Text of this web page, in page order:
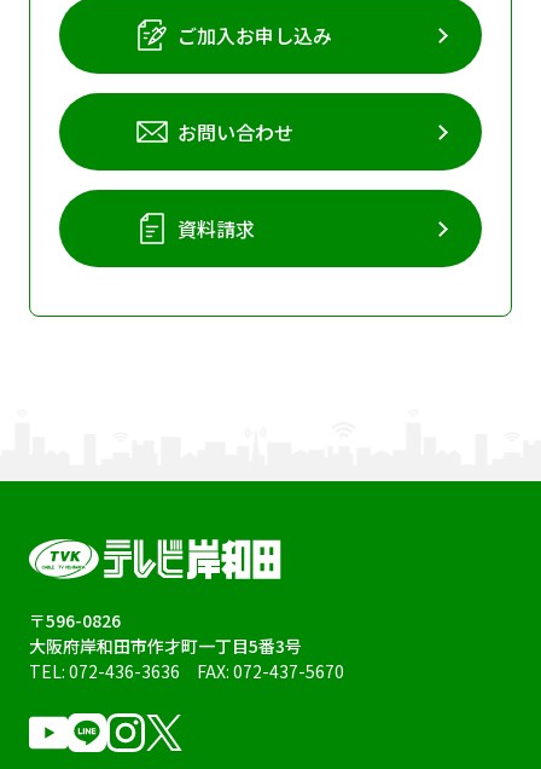
ご加入お申し込み
お問い合わせ
資料請求
〒596-0826
大阪府岸和田市作才町一丁目5番3号
TEL: 072-436-3636 FAX: 072-437-5670